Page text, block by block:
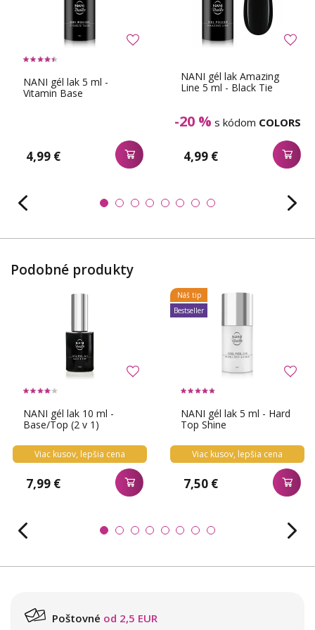
NANI gél lak 5 ml -
Vitamin Base
4,99 €
NANI gél lak Amazing
Line 5 ml - Black Tie
-20 % s kódom COLORS
4,99 €
Podobné produkty
NANI gél lak 10 ml -
Base/Top (2 v 1)
Viac kusov, lepšia cena
7,99 €
NANI gél lak 5 ml - Hard
Top Shine
Viac kusov, lepšia cena
7,50 €
Náš tip
Bestseller
Poštovné od 2,5 EUR